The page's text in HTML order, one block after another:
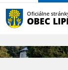
Oficiálne
OBEC